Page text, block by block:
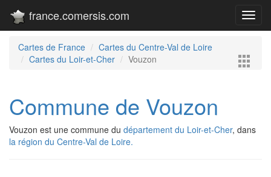
france.comersis.com
Cartes de France
Cartes du Centre-Val de Loire
Cartes du Loir-et-Cher
Vouzon
Commune de Vouzon
Vouzon est une commune du département du Loir-et-Cher, dans
la région du Centre-Val de Loire.